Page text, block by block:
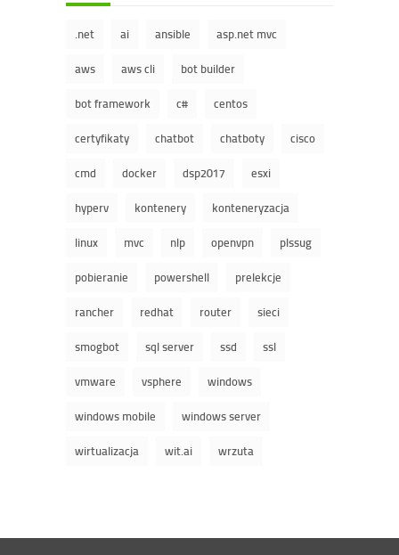
.net ai ansible asp.net mvc
aws aws cli bot builder
bot framework c# centos
certyfikaty chatbot chatboty cisco
cmd docker dsp2017 esxi
hyperv kontenery konteneryzacja
linux mvc nlp openvpn plssug
pobieranie powershell prelekcje
rancher redhat router sieci
smogbot sql server ssd ssl
vmware vsphere windows
windows mobile windows server
wirtualizacja wit.ai wrzuta